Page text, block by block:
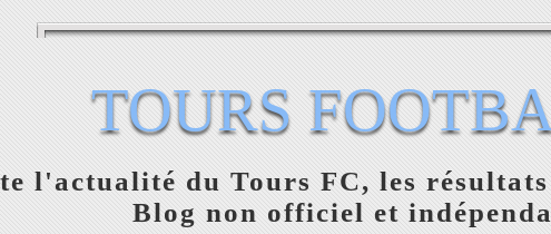
TOURS
l'actualité du Tours FC, les
Blog non officiel et